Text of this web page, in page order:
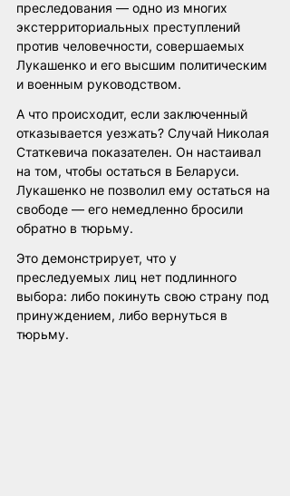
преследования — одно из многих
экстерриториальных преступлений
против человечности, совершаемых
Лукашенко и его высшим политическим
и военным руководством.
А что происходит, если заключенный
отказывается уезжать? Случай Николая
Статкевича показателен. Он настаивал
на том, чтобы остаться в Беларуси.
Лукашенко не позволил ему остаться на
свободе — его немедленно бросили
обратно в тюрьму.
Это демонстрирует, что у
преследуемых лиц нет подлинного
выбора: либо покинуть свою страну под
принуждением, либо вернуться в
тюрьму.